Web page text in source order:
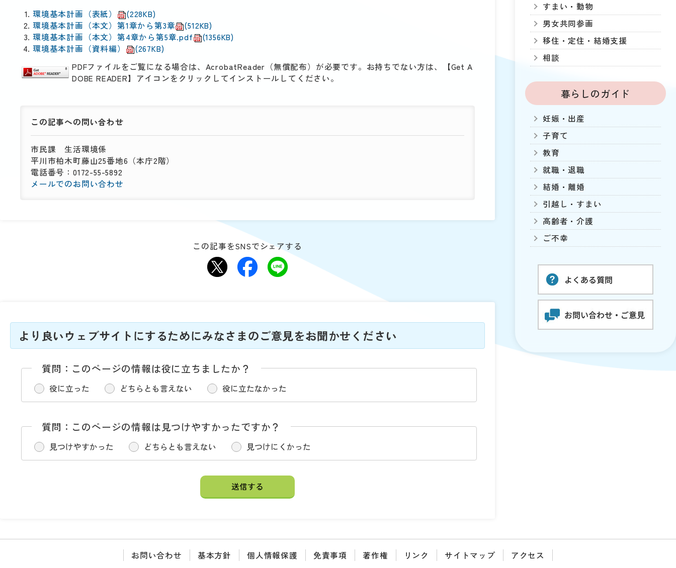
環境基本計画（表紙）
(228KB)
環境基本計画（本文）第1章から第3章
(512KB)
環境基本計画（本文）第4章から第5章.pdf
(1356KB)
環境基本計画（資料編）
(267KB)
PDFファイルをご覧になる場合は、AcrobatReader（無償配布）が必要です。お持ちでない方は、【Get A
DOBE READER】アイコンをクリックしてインストールしてください。
この記事への問い合わせ
市民課 生活環境係
平川市柏木町藤山25番地6（本庁2階）
電話番号：0172-55-5892
メールでのお問い合わせ
この記事をSNSでシェアする
より良いウェブサイトにするためにみなさまのご意見をお聞かせください
質問：このページの情報は役に立ちましたか？
役に立った どちらとも言えない 役に立たなかった
質問：このページの情報は見つけやすかったですか？
見つけやすかった どちらとも言えない 見つけにくかった
すまい・動物
男女共同参画
移住・定住・結婚支援
相談
暮らしのガイド
妊娠・出産
子育て
教育
就職・退職
結婚・離婚
引越し・すまい
高齢者・介護
ご不幸
お問い合わせ 基本方針 個人情報保護 免責事項 著作権 リンク サイトマップ アクセス